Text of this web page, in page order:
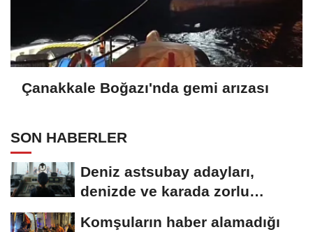
Çanakkale Boğazı'nda gemi arızası
SON HABERLER
Deniz astsubay adayları,
denizde ve karada zorlu
Komşuların haber alamadığı